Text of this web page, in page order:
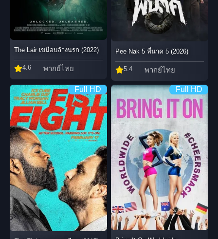
The Lair เขมือบล้างนรก (2022)
4.6 พากย์ไทย
Pee Nak 5 พี่นาค 5 (2026)
5.4 พากย์ไทย
Full HD Full HD